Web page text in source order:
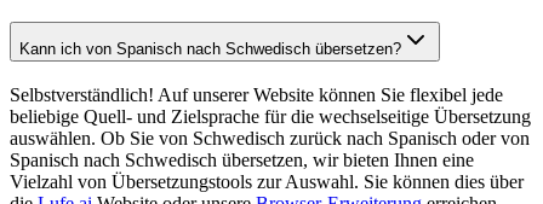
Kann ich von Spanisch nach Schwedisch übersetzen?
Selbstverständlich! Auf unserer Website können Sie flexibel jede
beliebige Quell- und Zielsprache für die wechselseitige Übersetzung
auswählen. Ob Sie von Schwedisch zurück nach Spanisch oder von
Spanisch nach Schwedisch übersetzen, wir bieten Ihnen eine
Vielzahl von Übersetzungstools zur Auswahl. Sie können dies über